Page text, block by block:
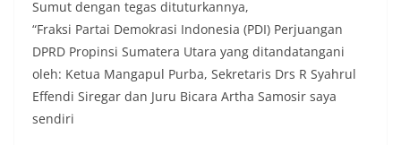
Sumut dengan tegas dituturkannya,
“Fraksi Partai Demokrasi Indonesia (PDI) Perjuangan
DPRD Propinsi Sumatera Utara yang ditandatangani
oleh: Ketua Mangapul Purba, Sekretaris Drs R Syahrul
Effendi Siregar dan Juru Bicara Artha Samosir saya
sendiri